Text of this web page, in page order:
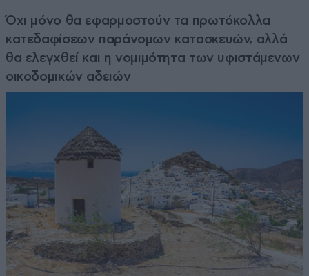
Όχι μόνο θα εφαρμοστούν τα πρωτόκολλα
κατεδαφίσεων παράνομων κατασκευών, αλλά
θα ελεγχθεί και η νομιμότητα των υφιστάμενων
οικοδομικών αδειών